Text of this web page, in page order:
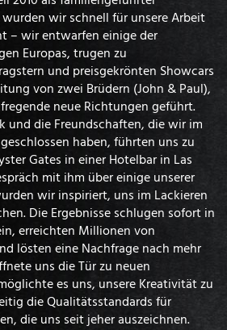
wir schnell für unsere Arbeit
– wir entwarfen einige der
Europas, trugen zu
und preisgekrönten Showcars
von zwei Brüdern (John & Paul),
neue Richtungen geführt.
und die Freundschaften, die wir im
haben, führten uns zu
Gates in einer Hotelbar in Las
mit ihm über einige unserer
wir inspiriert, uns im Lackieren
Die Ergebnisse schlugen sofort in
erreichten Millionen von
lösten eine Nachfrage nach mehr
uns die Tür zu neuen
es uns, unsere Kreativität zu
die Qualitätsstandards für
die uns seit jeher auszeichnen.